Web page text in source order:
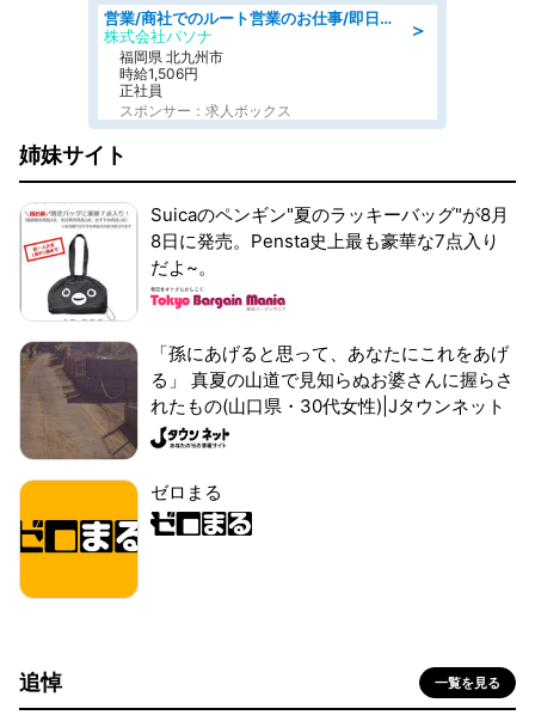
＞
営業/商社でのルート営業のお仕事/即日勤務可/車通勤可/営業
株式会社パソナ
福岡県 北九州市
時給1,506円
正社員
スポンサー：求人ボックス
姉妹サイト
Suicaのペンギン"夏のラッキーバッグ"が8月
8日に発売。Pensta史上最も豪華な7点入り
だよ~。
「孫にあげると思って、あなたにこれをあげ
る」 真夏の山道で見知らぬお婆さんに握らさ
れたもの(山口県・30代女性)|Jタウンネット
ゼロまる
追悼 一覧を見る